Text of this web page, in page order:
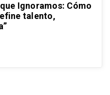
Ignoramos: Cómo
talento,